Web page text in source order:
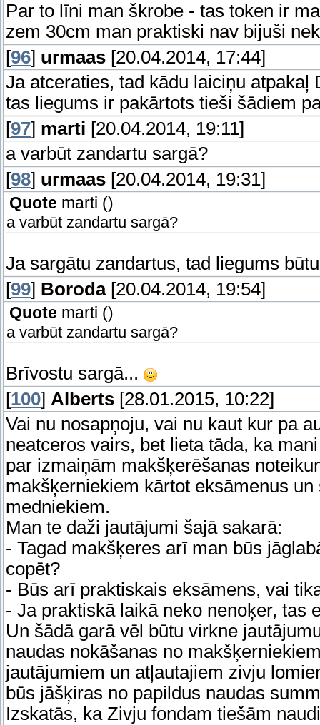
Par to līni man škrobe - tas token ir
zem 30cm man praktiski nav bijuši
[96] urmaas [20.04.2014, 17:44]
Ja atceraties, tad kādu laiciņu
tas liegums ir pakārtots tieši šādiem
[97] marti [20.04.2014, 19:11]
a varbūt zandartu sargā?
[98] urmaas [20.04.2014, 19:31]
Quote marti ()
a varbūt zandartu sargā?
Ja sargātu zandartus, tad liegums
[99] Boroda[20.04.2014, 19:54]
Quote marti ()
a varbūt zandartu sargā?
Brīvostu sargā...
[100] Alberts [28.01.2015, 10:22]
Vai nu nosapņoju, vai nu kaut kur pa
neatceros vairs, bet lieta tāda, ka
par izmaiņām makšķerēšanas
makšķerniekiem kārtot eksāmenus
medniekiem.
Man te daži jautājumi šajā sakarā:
- Tagad makšķeres arī man būs
copēt?
- Būs arī praktiskais eksāmens, vai
- Ja praktiskā laikā neko nenoķer, tas
Un šādā garā vēl būtu virkne
naudas nokāšanas no
jautājumiem un atļautajiem zivju
būs jāšķiras no papildus naudas
Izskatās, ka Zivju fondam tiešām